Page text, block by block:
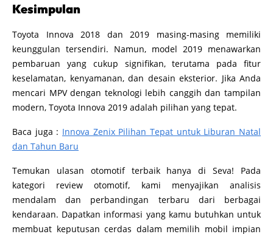
Kesimpulan
Toyota Innova 2018 dan 2019 masing-masing memiliki
keunggulan tersendiri. Namun, model 2019 menawarkan
pembaruan yang cukup signifikan, terutama pada fitur
keselamatan, kenyamanan, dan desain eksterior. Jika Anda
mencari MPV dengan teknologi lebih canggih dan tampilan
modern, Toyota Innova 2019 adalah pilihan yang tepat.
Baca juga : Innova Zenix Pilihan Tepat untuk Liburan Natal
dan Tahun Baru
Temukan ulasan otomotif terbaik hanya di Seva! Pada
kategori review otomotif, kami menyajikan analisis
mendalam dan perbandingan terbaru dari berbagai
kendaraan. Dapatkan informasi yang kamu butuhkan untuk
membuat keputusan cerdas dalam memilih mobil impian